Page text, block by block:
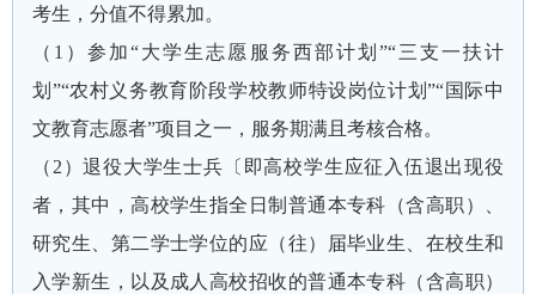
考生，分值不得累加。
（1）参加“大学生志愿服务西部计划”“三支一扶计
划”“农村义务教育阶段学校教师特设岗位计划”“国际中
文教育志愿者”项目之一，服务期满且考核合格。
（2）退役大学生士兵〔即高校学生应征入伍退出现役
者，其中，高校学生指全日制普通本专科（含高职）、
研究生、第二学士学位的应（往）届毕业生、在校生和
入学新生，以及成人高校招收的普通本专科（含高职）